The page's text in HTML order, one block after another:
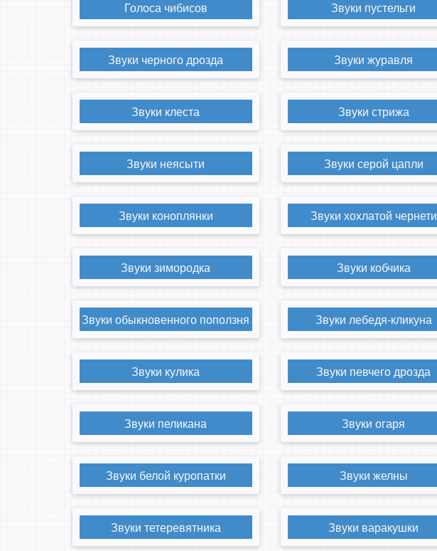
Голоса чибисов Звуки пустельги
Звуки черного дрозда Звуки журавля
Звуки клеста Звуки стрижа
Звуки неясыти Звуки серой цапли
Звуки коноплянки Звуки хохлатой чернети
Звуки зимородка Звуки кобчика
Звуки обыкновенного поползня Звуки лебедя-кликуна
Звуки кулика Звуки певчего дрозда
Звуки пеликана Звуки огаря
Звуки белой куропатки Звуки желны
Звуки тетеревятника Звуки варакушки